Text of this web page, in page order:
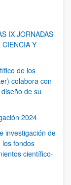
IX JORNADAS
CIENCIA Y
de los
colabora con
de su
2024
investigación de
los fondos
científico-